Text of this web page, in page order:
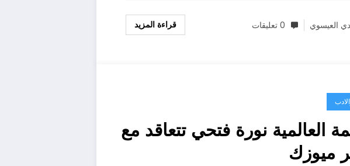
العيسوي 0 تعليقات قراءة المزيد
العالمية نورة فتحي تتعاقد مع
ميوزك